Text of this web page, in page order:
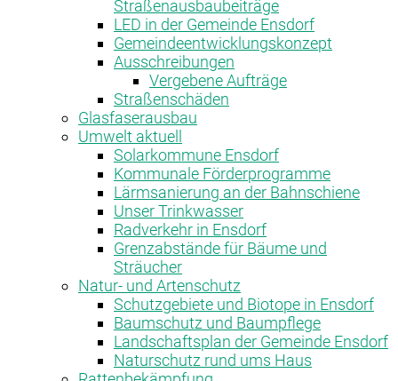
Straßenausbaubeiträge
LED in der Gemeinde Ensdorf
Gemeindeentwicklungskonzept
Ausschreibungen
Vergebene Aufträge
Straßenschäden
Glasfaserausbau
Umwelt aktuell
Solarkommune Ensdorf
Kommunale Förderprogramme
Lärmsanierung an der Bahnschiene
Unser Trinkwasser
Radverkehr in Ensdorf
Grenzabstände für Bäume und
Sträucher
Natur- und Artenschutz
Schutzgebiete und Biotope in Ensdorf
Baumschutz und Baumpflege
Landschaftsplan der Gemeinde Ensdorf
Naturschutz rund ums Haus